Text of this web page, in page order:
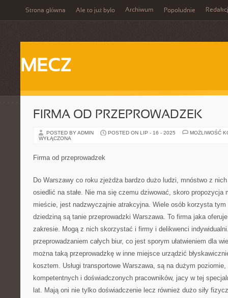
Strona główna Ale to już było Archiwum Popołudnie
MECZ
FIRMA OD PRZEPROWADZEK
POSTED BY ADMIN POSTED ON LIP - 16 - 2025
MOŻLIWOŚĆ
WYŁĄCZONA
Firma od przeprowadzek
Do Warszawy co roku zjeżdża bardzo dużo ludzi, mnóstwo z
osiedlić na stałe. Nie ma się czemu dziwować, skoro propozycja
mieście, jest nadzwyczajnie atrakcyjna. Wiele osób korzysta tym
dziedziną są tanie przeprowadzki Warszawa. To firma jaka
zakresie. Mogą z nich skorzystać i firmy i delikwenci
przeprowadzaniem całych biur, co jest sporym ułatwieniem dla
można taką przeprowadzkę w inne miejsce urządzić
kosztem. Usługi transportowe Warszawa, są na dużym
kompetentnych i doświadczonych pracowników, jacy w tej
lat. Mają oni nie tylko doświadczenie lecz również dużo siły